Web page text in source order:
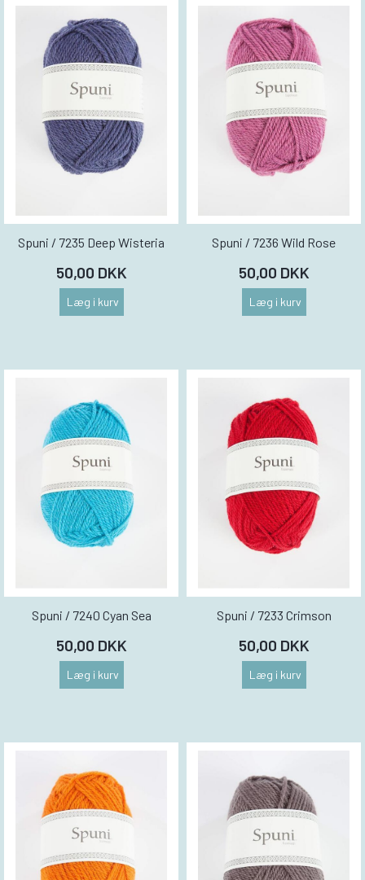
Spuni / 7235 Deep Wisteria
50,00 DKK
Læg i kurv
Spuni / 7236 Wild Rose
50,00 DKK
Læg i kurv
Spuni / 7240 Cyan Sea
50,00 DKK
Læg i kurv
Spuni / 7233 Crimson
50,00 DKK
Læg i kurv